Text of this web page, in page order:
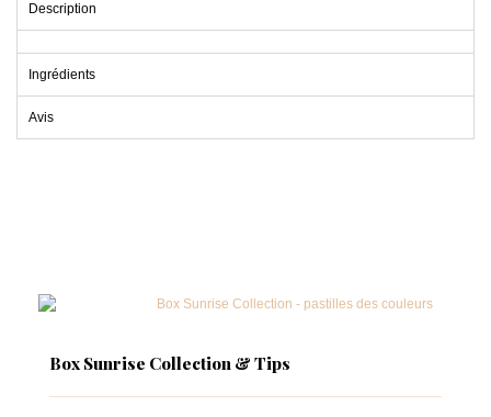
Description
Ingrédients
Avis
Box Sunrise Collection & Tips